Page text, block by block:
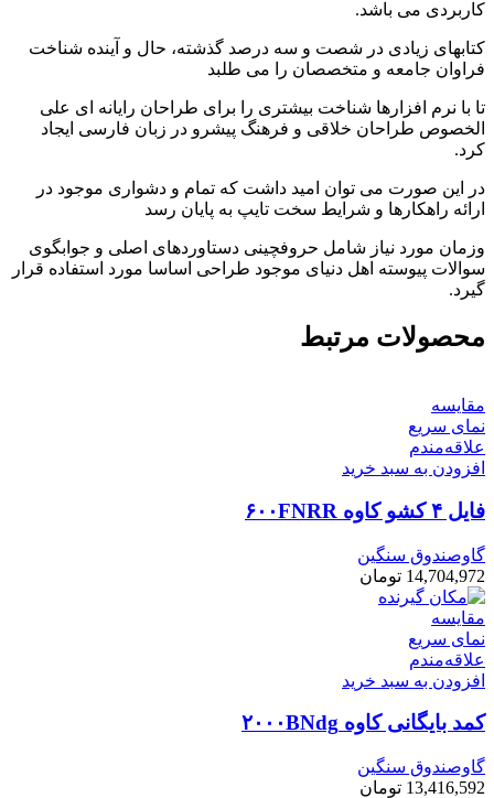
کاربردی می باشد.
کتابهای زیادی در شصت و سه درصد گذشته، حال و آینده شناخت
فراوان جامعه و متخصصان را می طلبد
تا با نرم افزارها شناخت بیشتری را برای طراحان رایانه ای علی
الخصوص طراحان خلاقی و فرهنگ پیشرو در زبان فارسی ایجاد
کرد.
در این صورت می توان امید داشت که تمام و دشواری موجود در
ارائه راهکارها و شرایط سخت تایپ به پایان رسد
وزمان مورد نیاز شامل حروفچینی دستاوردهای اصلی و جوابگوی
سوالات پیوسته اهل دنیای موجود طراحی اساسا مورد استفاده قرار
گیرد.
محصولات مرتبط
مقایسه
نمای سریع
علاقه‌مندم
افزودن به سبد خرید
فایل ۴ کشو کاوه ۶۰۰FNRR
گاوصندوق سنگین
14,704,972 تومان
مقایسه
نمای سریع
علاقه‌مندم
افزودن به سبد خرید
کمد بایگانی کاوه ۲۰۰۰BNdg
گاوصندوق سنگین
13,416,592 تومان